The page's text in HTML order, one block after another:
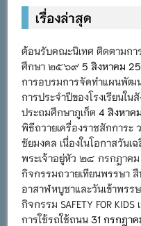
เรื่องล่าสุด
ต้อนรับคณะนิเทศ ติดตามกา
ศึกษา ๒๕๖๙ 5 สิงหาคม
การอบรมการจัดทำแผนพัฒ
การประจำปีของโรงเรียนใ
ประถมศึกษาภูเก็ต 4 สิงหาค
พิธีถวายเครื่องราชสักการะ
ชัยมงคล เนื่องในโอกาสวัน
พระเจ้าอยู่หัว ๒๘ กรกฎา
กิจกรรมถวายเทียนพรรษา
อาสาฬหบูชาและวันเข้าพรร
กิจกรรม SAFETY FOR
การใช้รถใช้ถนน 31 กรกฎา